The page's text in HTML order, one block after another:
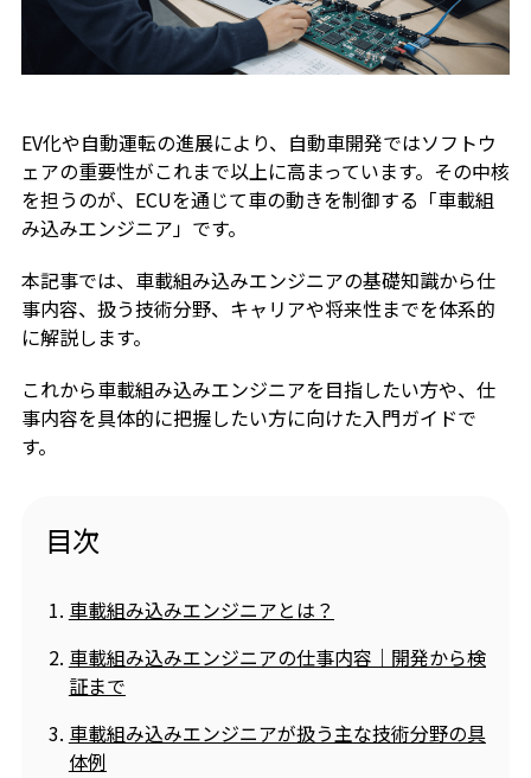
EV化や自動運転の進展により、自動車開発ではソフトウ
ェアの重要性がこれまで以上に高まっています。その中核
を担うのが、ECUを通じて車の動きを制御する「車載組
み込みエンジニア」です。
本記事では、車載組み込みエンジニアの基礎知識から仕
事内容、扱う技術分野、キャリアや将来性までを体系的
に解説します。
これから車載組み込みエンジニアを目指したい方や、仕
事内容を具体的に把握したい方に向けた入門ガイドで
す。
目次
車載組み込みエンジニアとは？
車載組み込みエンジニアの仕事内容｜開発から検
証まで
車載組み込みエンジニアが扱う主な技術分野の具
体例